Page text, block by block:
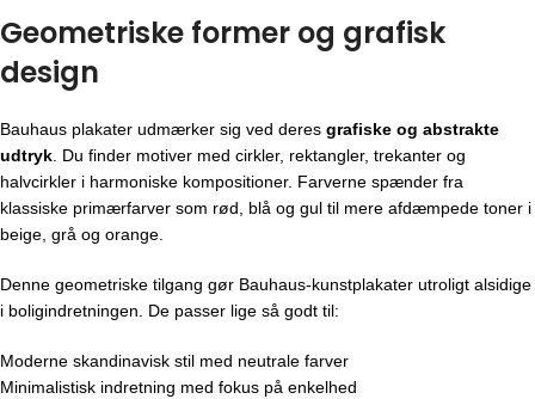
Geometriske former og grafisk
design
Bauhaus plakater udmærker sig ved deres grafiske og abstrakte
udtryk . Du finder motiver med cirkler, rektangler, trekanter og
halvcirkler i harmoniske kompositioner. Farverne spænder fra
klassiske primærfarver som rød, blå og gul til mere afdæmpede toner i
beige, grå og orange.
Denne geometriske tilgang gør Bauhaus-kunstplakater utroligt alsidige
i boligindretningen. De passer lige så godt til:
Moderne skandinavisk stil med neutrale farver
Minimalistisk indretning med fokus på enkelhed